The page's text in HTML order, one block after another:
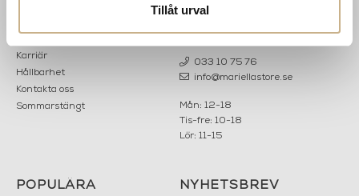
Tillåt urval
Karriär
Hållbarhet
Kontakta oss
Sommarstängt
MARIELLA INTERIORS
503 30 BORÅS
033 10 75 76
info@mariellastore.se
Mån: 12-18
Tis-fre: 10-18
Lör: 11-15
POPULÄRA
NYHETSBREV